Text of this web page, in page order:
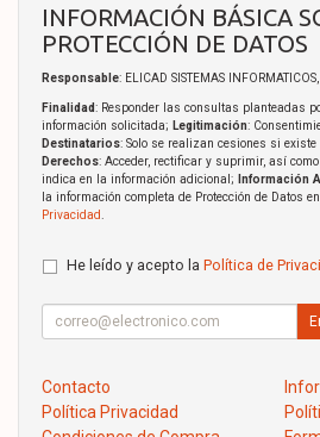
INFORMACIÓN BÁSICA
PROTECCIÓN DE DATOS
Responsable: ELICAD SISTEMAS INFORMATICOS,
Finalidad: Responder las consultas planteadas
información solicitada; Legitimación:
Destinatarios: Solo se realizan cesiones si
Derechos: Acceder, rectificar y suprimir, así
indica en la información adicional;
Información
la información completa de Protección de Datos
Privacidad
He leído y acepto la Política de
Contacto
Política Privacidad